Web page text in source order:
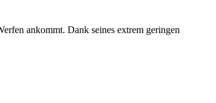
ankommt. Dank seines extrem geringen